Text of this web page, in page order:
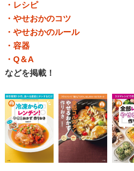
・レシピ
・やせおかのコツ
・やせおかのルール
・容器
・Q＆A
などを掲載！